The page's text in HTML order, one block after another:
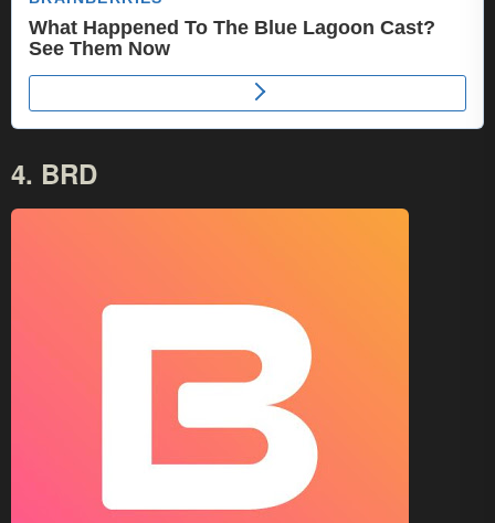
4. BRD